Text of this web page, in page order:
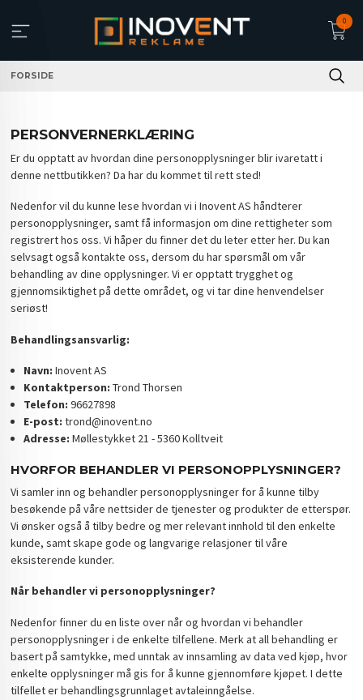
innholdet
0
FORSIDE
PERSONVERNERKLÆRING
Er du opptatt av hvordan dine personopplysninger blir ivaretatt i
denne nettbutikken? Da har du kommet til rett sted!
Nedenfor vil du kunne lese hvordan vi i Inovent AS håndterer
personopplysninger, samt få informasjon om dine rettigheter som
registrert hos oss. Vi håper du finner det du leter etter her. Du kan
selvsagt også kontakte oss, dersom du har spørsmål om vår
behandling av dine opplysninger. Vi er opptatt trygghet og
gjennomsiktighet på dette området, og vi tar dine henvendelser
seriøst!
Behandlingsansvarlig:
Navn: Inovent AS
Kontaktperson: Trond Thorsen
Telefon: 96627898
E-post: trond@inovent.no
Adresse: Møllestykket 21 - 5360 Kolltveit
HVORFOR BEHANDLER VI PERSONOPPLYSNINGER?
Vi samler inn og behandler personopplysninger for å kunne tilby
besøkende på våre nettsider de tjenester og produkter de etterspør.
Vi ønsker også å tilby bedre og mer relevant innhold til den enkelte
kunde, samt skape gode og langvarige relasjoner til våre
eksisterende kunder.
Når behandler vi personopplysninger?
Nedenfor finner du en liste over når og hvordan vi behandler
personopplysninger i de enkelte tilfellene. Merk at all behandling er
basert på samtykke, med unntak av innsamling av data ved kjøp, hvor
enkelte opplysninger må gis for å kunne gjennomføre kjøpet. I dette
tilfellet er behandlingsgrunnlaget avtaleinngåelse.